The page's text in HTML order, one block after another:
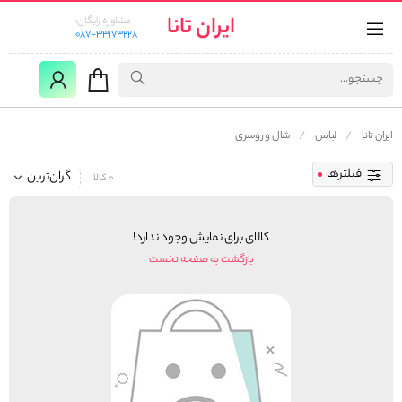
ایران تانا
مشاوره رایگان:
087-33173228
ایران تانا لباس شال و روسری
فیلترها گران‌ترین 0 کالا
کالای برای نمایش وجود ندارد!
بازگشت به صفحه نخست